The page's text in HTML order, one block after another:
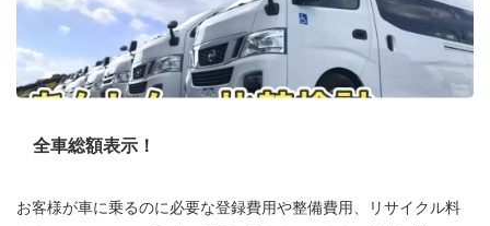
全車総額表示！
お客様が車に乗るのに必要な登録費用や整備費用、リサイクル料